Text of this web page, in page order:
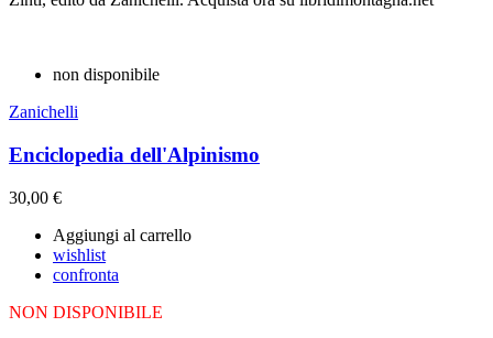
non disponibile
Zanichelli
Enciclopedia dell'Alpinismo
30,00 €
Aggiungi al carrello
wishlist
confronta
NON DISPONIBILE